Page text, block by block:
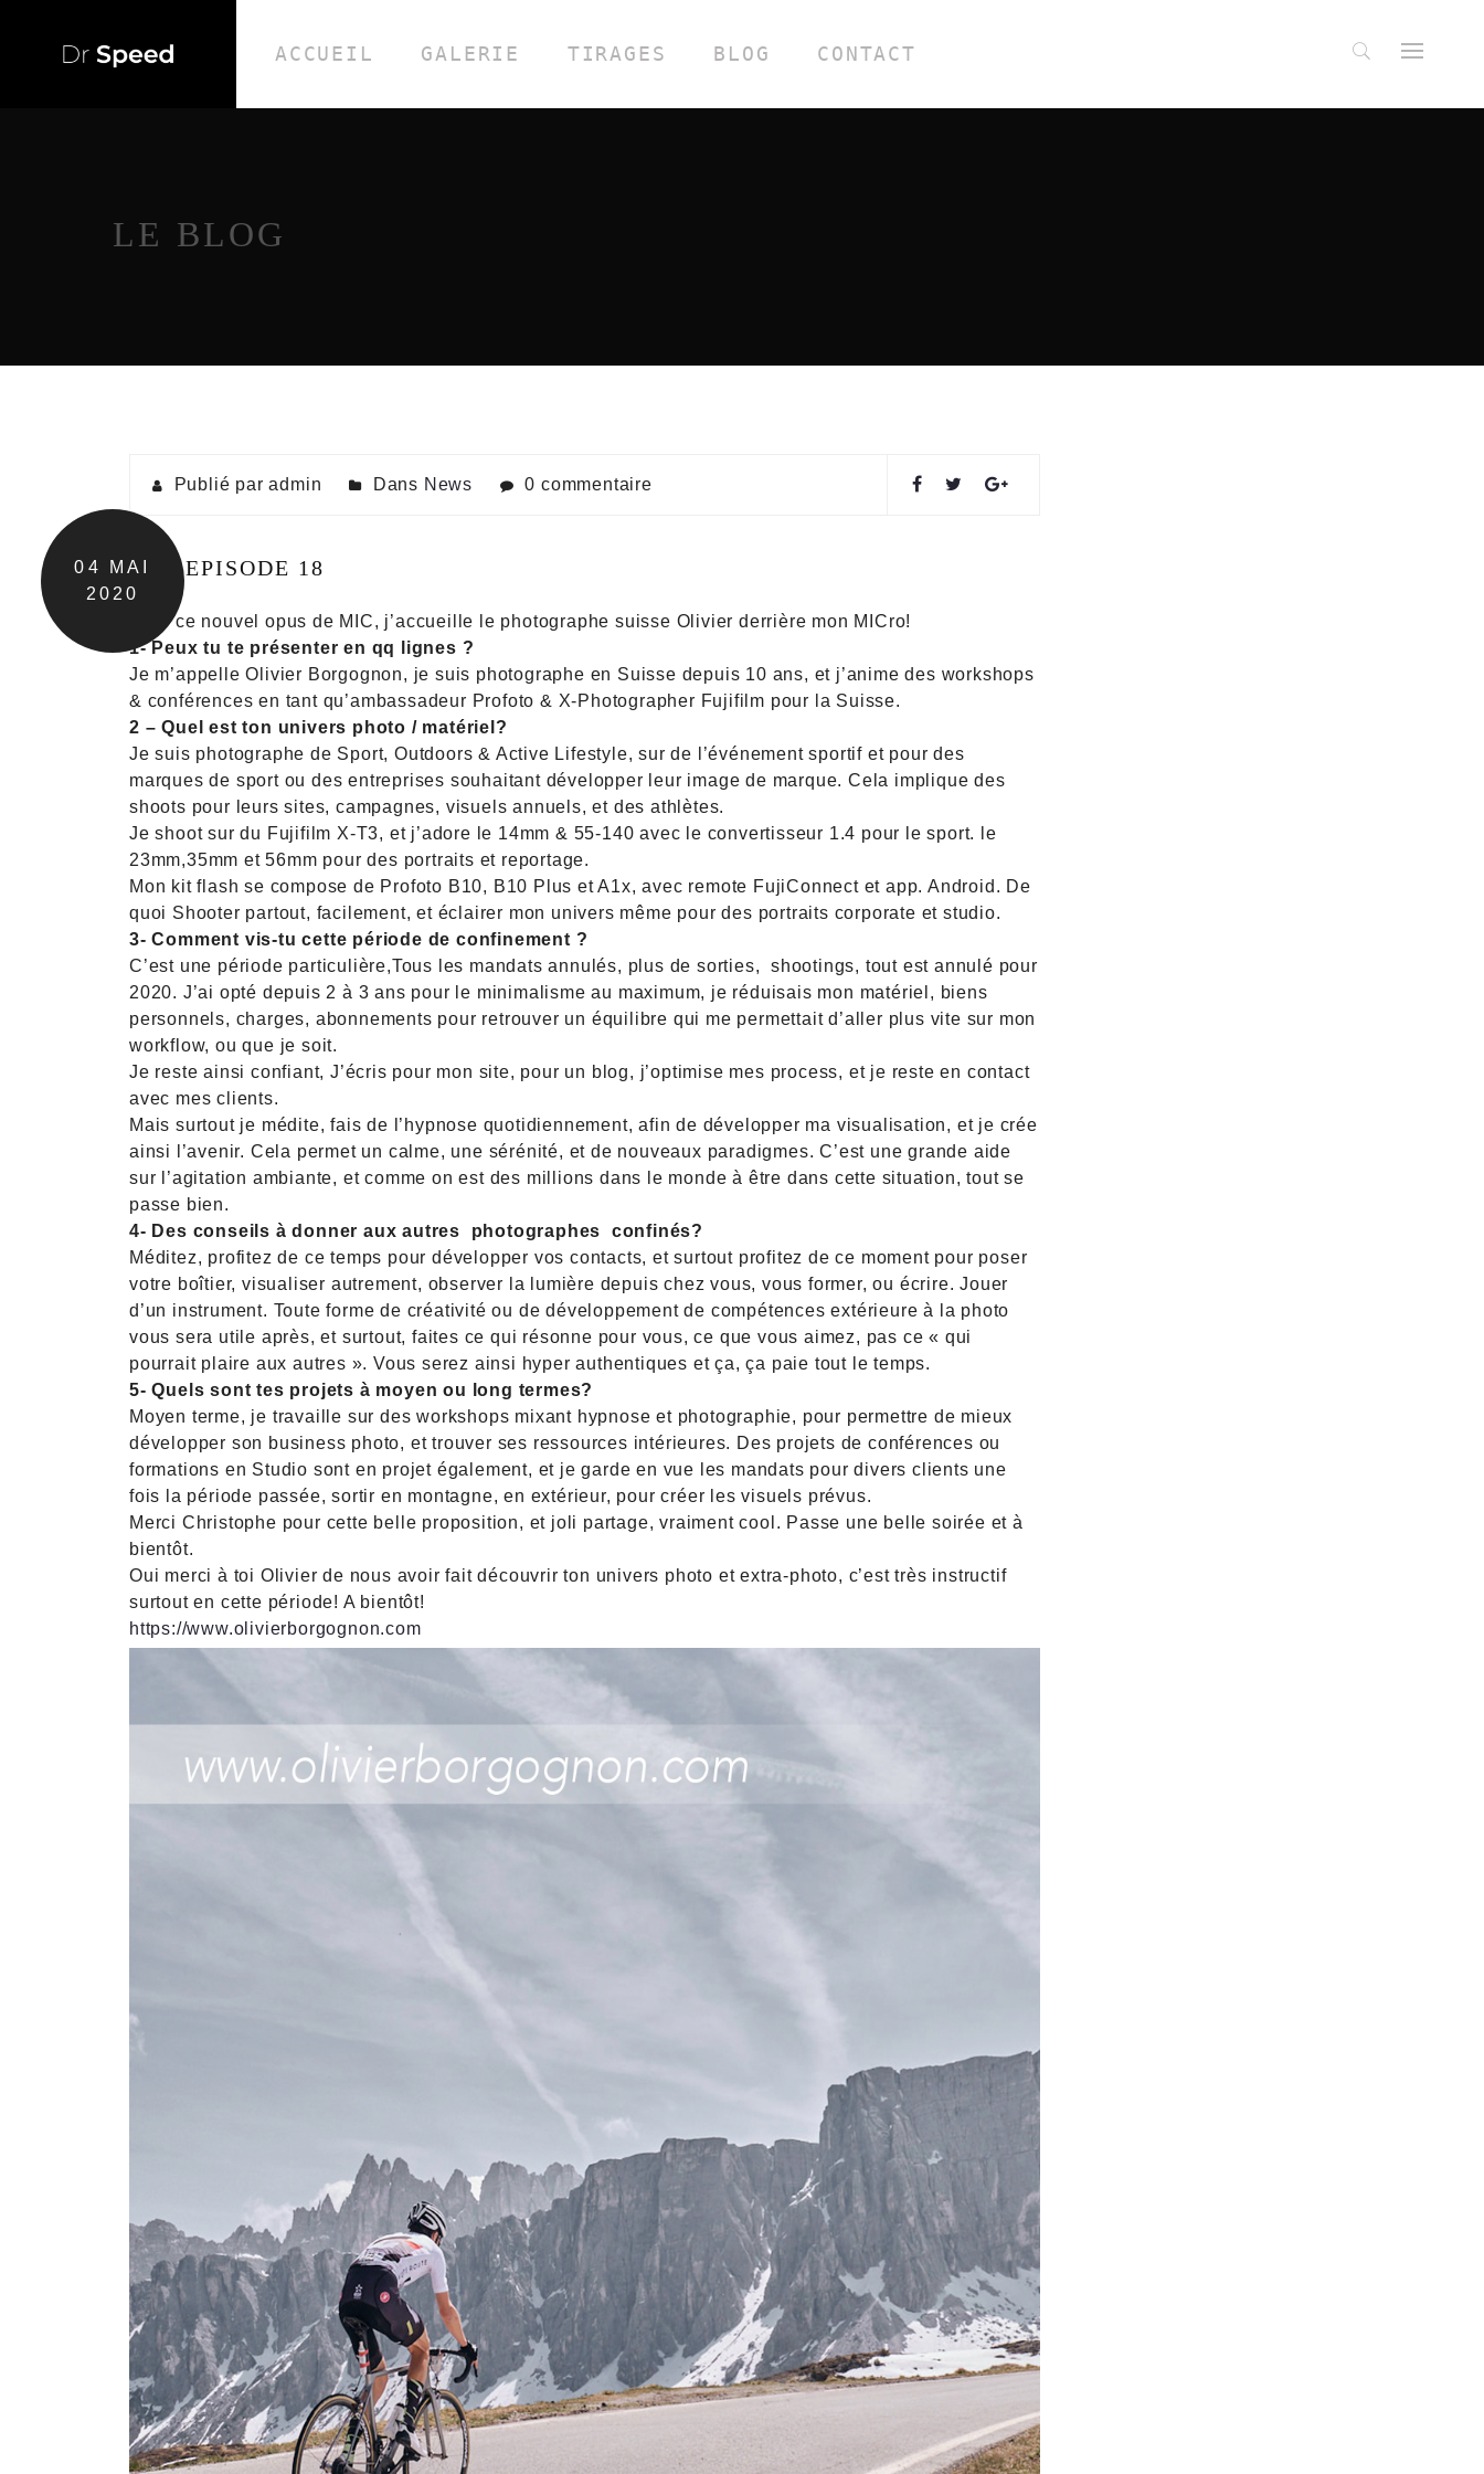
ACCUEIL GALERIE TIRAGES BLOG CONTACT
LE BLOG
04
MAI
2020
Publié par admin Dans News 0 commentaire
MIC EPISODE 18
Pour ce nouvel opus de MIC, j’accueille le photographe suisse Olivier derrière mon MICro!
1- Peux tu te présenter en qq lignes ?
Je m’appelle Olivier Borgognon, je suis photographe en Suisse depuis 10 ans, et j’anime des workshops
& conférences en tant qu’ambassadeur Profoto & X-Photographer Fujifilm pour la Suisse.
2 – Quel est ton univers photo / matériel?
Je suis photographe de Sport, Outdoors & Active Lifestyle, sur de l’événement sportif et pour des
marques de sport ou des entreprises souhaitant développer leur image de marque. Cela implique des
shoots pour leurs sites, campagnes, visuels annuels, et des athlètes.
Je shoot sur du Fujifilm X-T3, et j’adore le 14mm & 55-140 avec le convertisseur 1.4 pour le sport. le
23mm,35mm et 56mm pour des portraits et reportage.
Mon kit flash se compose de Profoto B10, B10 Plus et A1x, avec remote FujiConnect et app. Android. De
quoi Shooter partout, facilement, et éclairer mon univers même pour des portraits corporate et studio.
3- Comment vis-tu cette période de confinement ?
C’est une période particulière,Tous les mandats annulés, plus de sorties, shootings, tout est annulé pour
2020. J’ai opté depuis 2 à 3 ans pour le minimalisme au maximum, je réduisais mon matériel, biens
personnels, charges, abonnements pour retrouver un équilibre qui me permettait d’aller plus vite sur mon
workflow, ou que je soit.
Je reste ainsi confiant, J’écris pour mon site, pour un blog, j’optimise mes process, et je reste en contact
avec mes clients.
Mais surtout je médite, fais de l’hypnose quotidiennement, afin de développer ma visualisation, et je crée
ainsi l’avenir. Cela permet un calme, une sérénité, et de nouveaux paradigmes. C’est une grande aide
sur l’agitation ambiante, et comme on est des millions dans le monde à être dans cette situation, tout se
passe bien.
4- Des conseils à donner aux autres photographes confinés?
Méditez, profitez de ce temps pour développer vos contacts, et surtout profitez de ce moment pour poser
votre boîtier, visualiser autrement, observer la lumière depuis chez vous, vous former, ou écrire. Jouer
d’un instrument. Toute forme de créativité ou de développement de compétences extérieure à la photo
vous sera utile après, et surtout, faites ce qui résonne pour vous, ce que vous aimez, pas ce « qui
pourrait plaire aux autres ». Vous serez ainsi hyper authentiques et ça, ça paie tout le temps.
5- Quels sont tes projets à moyen ou long termes?
Moyen terme, je travaille sur des workshops mixant hypnose et photographie, pour permettre de mieux
développer son business photo, et trouver ses ressources intérieures. Des projets de conférences ou
formations en Studio sont en projet également, et je garde en vue les mandats pour divers clients une
fois la période passée, sortir en montagne, en extérieur, pour créer les visuels prévus.
Merci Christophe pour cette belle proposition, et joli partage, vraiment cool. Passe une belle soirée et à
bientôt.
Oui merci à toi Olivier de nous avoir fait découvrir ton univers photo et extra-photo, c’est très instructif
surtout en cette période! A bientôt!
https://www.olivierborgognon.com